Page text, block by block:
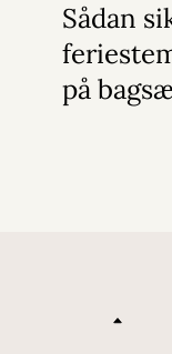
Sådan
på